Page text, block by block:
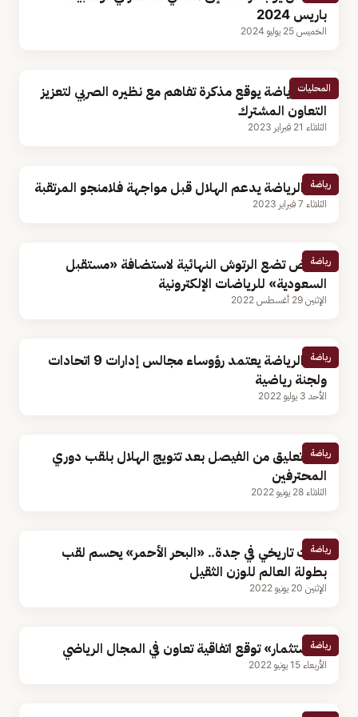
باريس 2024
الخميس 25 يوليو 2024
المحليات
وزير الرياضة يوقع مذكرة تفاهم مع نظيره الصربي لتعزيز
التعاون المشترك
الثلاثاء 21 فبراير 2023
رياضة
وزير الرياضة يدعم الهلال قبل مواجهة فلامنجو المرتقبة
الثلاثاء 7 فبراير 2023
رياضة
الرياض تضع الرتوش النهائية لاستضافة «مستقبل
السعودية» للرياضات الإلكترونية
الإثنين 29 أغسطس 2022
رياضة
وزير الرياضة يعتمد رؤوساء مجالس إدارات 9 اتحادات
ولجنة رياضية
الأحد 3 يوليو 2022
رياضة
أول تعليق من الفيصل بعد تتويج الهلال بلقب دوري
المحترفين
الثلاثاء 28 يونيو 2022
رياضة
حدث تاريخي في جدة.. «البحر الأحمر» يحسم لقب
بطولة العالم للوزن الثقيل
الإثنين 20 يونيو 2022
رياضة
«الاستثمار» توقع اتفاقية تعاون في المجال الرياضي
الأربعاء 15 يونيو 2022